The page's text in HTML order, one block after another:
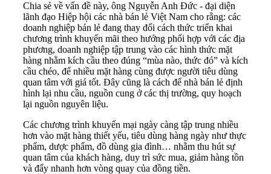
Chia sẻ về vấn đề này, ông Nguyễn Anh Đức - đại diện
lãnh đạo Hiệp hội các nhà bán lẻ Việt Nam cho rằng: các
doanh nghiệp bán lẻ đang thay đổi cách thức triển khai
chương trình khuyến mãi theo hướng phối hợp với các địa
phương, doanh nghiệp tập trung vào các hình thức mặt
hàng nhằm kích cầu theo đúng “mùa nào, thức đó” và kích
cầu chéo, để nhiều mặt hàng cùng được người tiêu dùng
quan tâm với giá tốt. Đây cũng là cách để nhà bán lẻ định
hình lại nhu cầu, nguồn cung ở các thị trường, quy hoạch
lại nguồn nguyên liệu.
Các chương trình khuyến mại ngày càng tập trung nhiều
hơn vào mặt hàng thiết yếu, tiêu dùng hàng ngày như thực
phẩm, dược phẩm, đồ dùng gia đình… nhằm thu hút sự
quan tâm của khách hàng, duy trì sức mua, giảm hàng tồn
và đẩy nhanh hơn vòng quay của đồng tiền.